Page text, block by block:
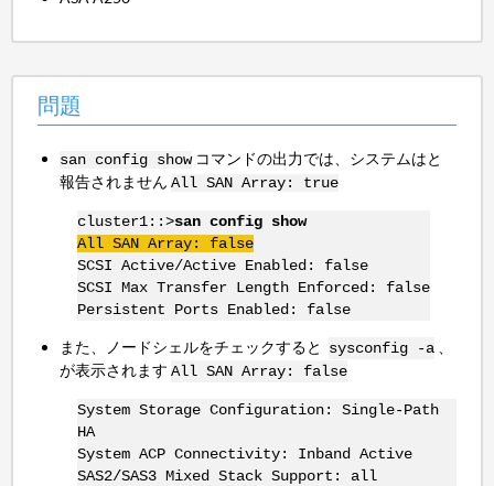
問題
san config showコマンドの出力では、システムはと
報告されませんAll SAN Array: true
cluster1::>san config show
All SAN Array: false
SCSI Active/Active Enabled: false
SCSI Max Transfer Length Enforced: false
Persistent Ports Enabled: false
また、ノードシェルをチェックすると sysconfig -a
が表示されますAll SAN Array: false
System Storage Configuration: Single-Path
HA
System ACP Connectivity: Inband Active
SAS2/SAS3 Mixed Stack Support: all